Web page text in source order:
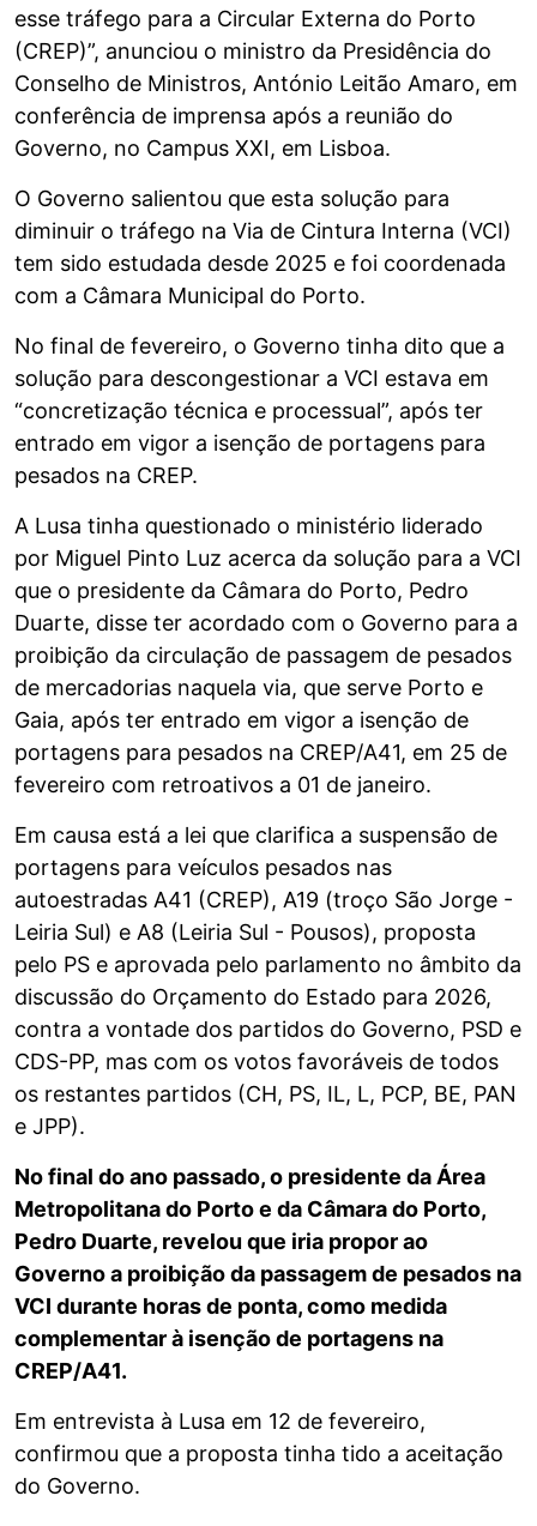
esse tráfego para a Circular Externa do Porto
(CREP)”, anunciou o ministro da Presidência do
Conselho de Ministros, António Leitão Amaro, em
conferência de imprensa após a reunião do
Governo, no Campus XXI, em Lisboa.
O Governo salientou que esta solução para
diminuir o tráfego na Via de Cintura Interna (VCI)
tem sido estudada desde 2025 e foi coordenada
com a Câmara Municipal do Porto.
No final de fevereiro, o Governo tinha dito que a
solução para descongestionar a VCI estava em
“concretização técnica e processual”, após ter
entrado em vigor a isenção de portagens para
pesados na CREP.
A Lusa tinha questionado o ministério liderado
por Miguel Pinto Luz acerca da solução para a VCI
que o presidente da Câmara do Porto, Pedro
Duarte, disse ter acordado com o Governo para a
proibição da circulação de passagem de pesados
de mercadorias naquela via, que serve Porto e
Gaia, após ter entrado em vigor a isenção de
portagens para pesados na CREP/A41, em 25 de
fevereiro com retroativos a 01 de janeiro.
Em causa está a lei que clarifica a suspensão de
portagens para veículos pesados nas
autoestradas A41 (CREP), A19 (troço São Jorge -
Leiria Sul) e A8 (Leiria Sul - Pousos), proposta
pelo PS e aprovada pelo parlamento no âmbito da
discussão do Orçamento do Estado para 2026,
contra a vontade dos partidos do Governo, PSD e
CDS-PP, mas com os votos favoráveis de todos
os restantes partidos (CH, PS, IL, L, PCP, BE, PAN
e JPP).
No final do ano passado, o presidente da Área
Metropolitana do Porto e da Câmara do Porto,
Pedro Duarte, revelou que iria propor ao
Governo a proibição da passagem de pesados na
VCI durante horas de ponta, como medida
complementar à isenção de portagens na
CREP/A41.
Em entrevista à Lusa em 12 de fevereiro,
confirmou que a proposta tinha tido a aceitação
do Governo.